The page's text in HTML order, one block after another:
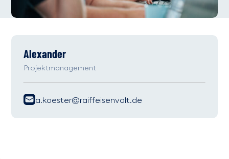
Alexander
Projektmanagement
a.koester@raiffeisenvolt.de